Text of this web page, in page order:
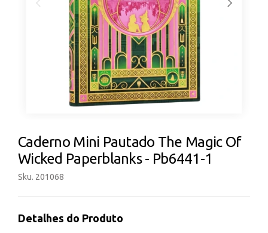
Caderno Mini Pautado The Magic Of
Wicked Paperblanks - Pb6441-1
Sku. 201068
Detalhes do Produto